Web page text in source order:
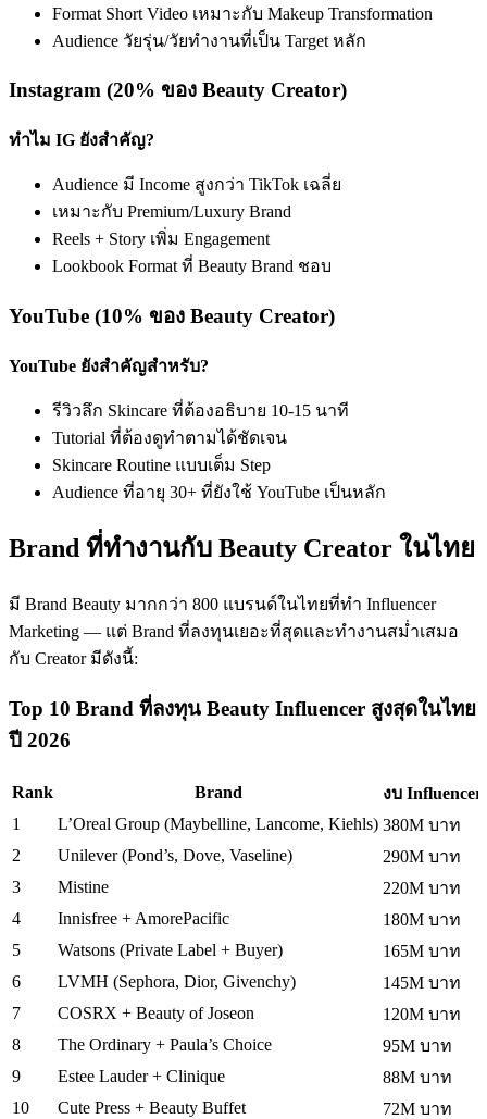
Format Short Video เหมาะกับ Makeup Transformation
Audience วัยรุ่น/วัยทำงานที่เป็น Target หลัก
Instagram (20% ของ Beauty Creator)
ทำไม IG ยังสำคัญ?
Audience มี Income สูงกว่า TikTok เฉลี่ย
เหมาะกับ Premium/Luxury Brand
Reels + Story เพิ่ม Engagement
Lookbook Format ที่ Beauty Brand ชอบ
YouTube (10% ของ Beauty Creator)
YouTube ยังสำคัญสำหรับ?
รีวิวลึก Skincare ที่ต้องอธิบาย 10-15 นาที
Tutorial ที่ต้องดูทำตามได้ชัดเจน
Skincare Routine แบบเต็ม Step
Audience ที่อายุ 30+ ที่ยังใช้ YouTube เป็นหลัก
Brand ที่ทำงานกับ Beauty Creator ในไทย
มี Brand Beauty มากกว่า 800 แบรนด์ในไทยที่ทำ Influencer
Marketing — แต่ Brand ที่ลงทุนเยอะที่สุดและทำงานสม่ำเสมอ
กับ Creator มีดังนี้:
Top 10 Brand ที่ลงทุน Beauty Influencer สูงสุดในไทย
ปี 2026
Rank Brand
งบ
1
L’Oreal Group (Maybelline, Lancome, Kiehls) 380M บาท
2
Unilever (Pond’s, Dove, Vaseline)
290M บาท
3
Mistine
220M บาท
4
Innisfree + AmorePacific
180M บาท
5
Watsons (Private Label + Buyer)
165M บาท
6
LVMH (Sephora, Dior, Givenchy)
145M บาท
7
COSRX + Beauty of Joseon
120M บาท
8
The Ordinary + Paula’s Choice
95M บาท
9
Estee Lauder + Clinique
88M บาท
10
Cute Press + Beauty Buffet 72M บาท